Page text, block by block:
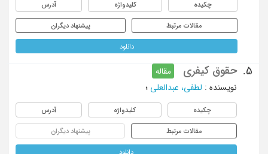
چکیده کلیدواژه آدرس
مقالات مرتبط پیشنهاد دیگران
دانلود
5. حقوق کیفری
مقاله
نویسنده : لطفی، عبدالعلی ؛
چکیده کلیدواژه آدرس
مقالات مرتبط پیشنهاد دیگران
دانلود